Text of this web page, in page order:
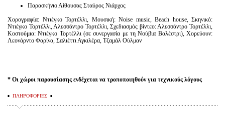
Παρασκήνιο Αίθουσας Σταύρος Νιάρχος
Χορογραφία: Ντιέγκο Τορτέλλι, Μουσική: Noise music, Beach house, Σκηνικό:
Ντιέγκο Τορτέλλι, Αλεσσάντρο Τορτέλλι, Σχεδιασμός βίντεο: Αλεσσάντρο Τορτέλλι,
Κοστούμια: Ντιέγκο Τορτέλλι (σε συνεργασία με τη Νούβια Βαλέστρι), Χορεύουν:
Λεονάρντο Φαρίνα, Σαλιέττι Αγκιλέρα, Τζαμάλ Ούλμαν
* Οι χώροι παρουσίασης ενδέχεται να τροποποιηθούν για τεχνικούς λόγους
ΠΛΗΡΟΦΟΡΙΕΣ